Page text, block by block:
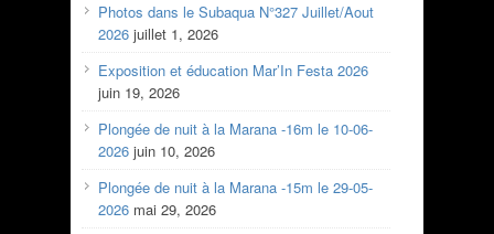
Photos dans le Subaqua N°327 Juillet/Aout
2026 juillet 1, 2026
Exposition et éducation Mar’In Festa 2026
juin 19, 2026
Plongée de nuit à la Marana -16m le 10-06-
2026 juin 10, 2026
Plongée de nuit à la Marana -15m le 29-05-
2026 mai 29, 2026